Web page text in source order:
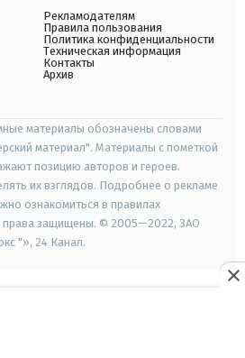
Рекламодателям
Правила пользования
Политика конфиденциальности
Техническая информация
Контакты
Архив
материалы обозначены словами
материал". Материалы с пометкой
позицию авторов и героев.
их взглядов. Подробнее о рекламе
ознакомиться в правилах
права защищены. © 2005—2022, ЗАО
"», 24 Канал.